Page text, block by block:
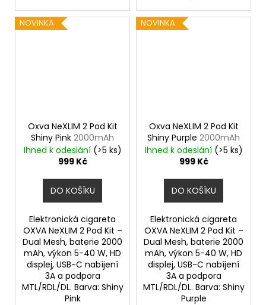
NOVINKA
Oxva NeXLIM 2 Pod Kit
Shiny Pink 2000mAh
Ihned k odeslání (>5 ks)
999 Kč
DO KOŠÍKU
Elektronická cigareta
OXVA NeXLIM 2 Pod Kit –
Dual Mesh, baterie 2000
mAh, výkon 5-40 W, HD
displej, USB-C nabíjení
3A a podpora
MTL/RDL/DL. Barva: Shiny
Pink
NOVINKA
Oxva NeXLIM 2 Pod Kit
Shiny Purple 2000mAh
Ihned k odeslání (>5 ks)
999 Kč
DO KOŠÍKU
Elektronická cigareta
OXVA NeXLIM 2 Pod Kit –
Dual Mesh, baterie 2000
mAh, výkon 5-40 W, HD
displej, USB-C nabíjení
3A a podpora
MTL/RDL/DL. Barva: Shiny
Purple